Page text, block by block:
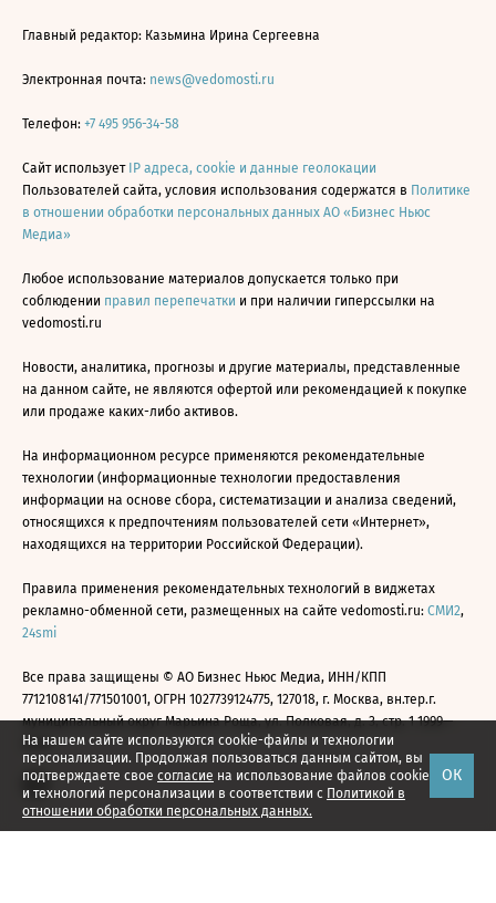
На нашем сайте используются cookie-файлы и технологии
персонализации. Продолжая пользоваться данным сайтом, вы
подтверждаете свое согласие на использование файлов cookie
и технологий персонализации в соответствии с Политикой в
отношении обработки персональных данных.
ОК
Главный редактор: Казьмина Ирина Сергеевна
Электронная почта: news@vedomosti.ru
Телефон: +7 495 956-34-58
Сайт использует IP адреса, cookie и данные геолокации
Пользователей сайта, условия использования содержатся в Политике
в отношении обработки персональных данных АО «Бизнес Ньюс
Медиа»
Любое использование материалов допускается только при
соблюдении правил перепечатки и при наличии гиперссылки на
vedomosti.ru
Новости, аналитика, прогнозы и другие материалы, представленные
на данном сайте, не являются офертой или рекомендацией к покупке
или продаже каких-либо активов.
На информационном ресурсе применяются рекомендательные
технологии (информационные технологии предоставления
информации на основе сбора, систематизации и анализа сведений,
относящихся к предпочтениям пользователей сети «Интернет»,
находящихся на территории Российской Федерации).
Правила применения рекомендательных технологий в виджетах
рекламно-обменной сети, размещенных на сайте vedomosti.ru: СМИ2,
24smi
Все права защищены © АО Бизнес Ньюс Медиа, ИНН/КПП
7712108141/771501001, ОГРН 1027739124775, 127018, г. Москва, вн.тер.г.
муниципальный округ Марьина Роща, ул. Полковая, д. 3, стр. 1 1999—
2026